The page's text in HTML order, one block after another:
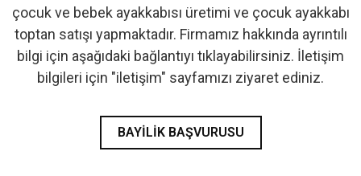
çocuk ve bebek ayakkabısı üretimi ve çocuk ayakkabı
toptan satışı yapmaktadır. Firmamız hakkında ayrıntılı
bilgi için aşağıdaki bağlantıyı tıklayabilirsiniz. İletişim
bilgileri için "iletişim" sayfamızı ziyaret ediniz.
BAYILIK BAŞVURUSU